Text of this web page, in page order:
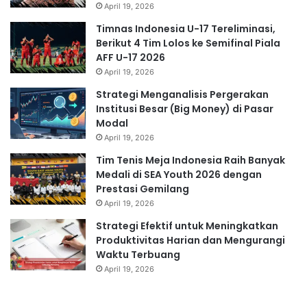
April 19, 2026
Timnas Indonesia U-17 Tereliminasi,
Berikut 4 Tim Lolos ke Semifinal Piala
AFF U-17 2026
April 19, 2026
Strategi Menganalisis Pergerakan
Institusi Besar (Big Money) di Pasar
Modal
April 19, 2026
Tim Tenis Meja Indonesia Raih Banyak
Medali di SEA Youth 2026 dengan
Prestasi Gemilang
April 19, 2026
Strategi Efektif untuk Meningkatkan
Produktivitas Harian dan Mengurangi
Waktu Terbuang
April 19, 2026